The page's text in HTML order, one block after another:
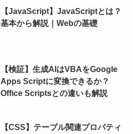
【JavaScript】JavaScriptとは？
基本から解説｜Webの基礎
【検証】生成AIはVBAをGoogle
Apps Scriptに変換できるか？
Office Scriptsとの違いも解説
【CSS】テーブル関連プロパティ